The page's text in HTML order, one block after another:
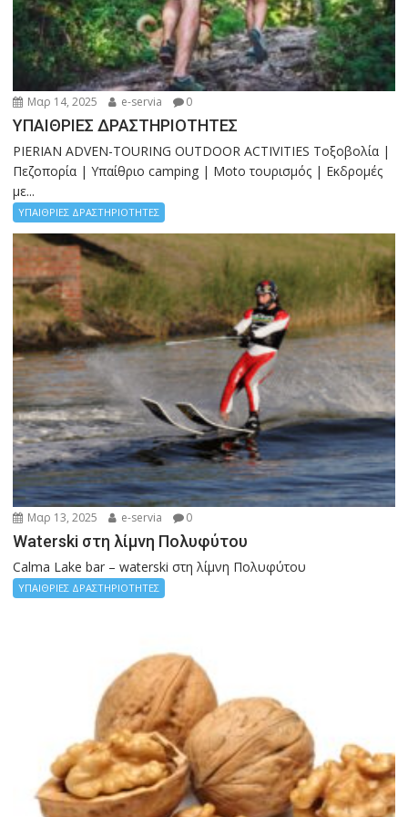
Μαρ 14, 2025 e-servia 0
ΥΠΑΙΘΡΙΕΣ ΔΡΑΣΤΗΡΙΟΤΗΤΕΣ
PIERIAN ADVEN-TOURING OUTDOOR ACTIVITIES Τοξοβολία |
Πεζοπορία | Υπαίθριο camping | Moto τουρισμός | Εκδρομές
με...
ΥΠΑΙΘΡΙΕΣ ΔΡΑΣΤΗΡΙΟΤΗΤΕΣ
Μαρ 13, 2025 e-servia 0
Waterski στη λίμνη Πολυφύτου
Calma Lake bar – waterski στη λίμνη Πολυφύτου
ΥΠΑΙΘΡΙΕΣ ΔΡΑΣΤΗΡΙΟΤΗΤΕΣ